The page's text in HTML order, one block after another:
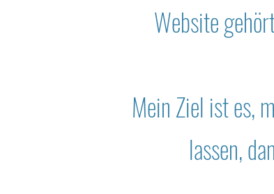
Website
Mein Ziel ist es,
lassen,